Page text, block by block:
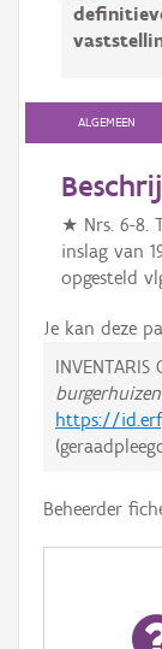
ALGEMEEN
★ Nrs. 6-8.
inslag van
opgesteld
Je kan deze
INVENTARIS
https://
Beheerder